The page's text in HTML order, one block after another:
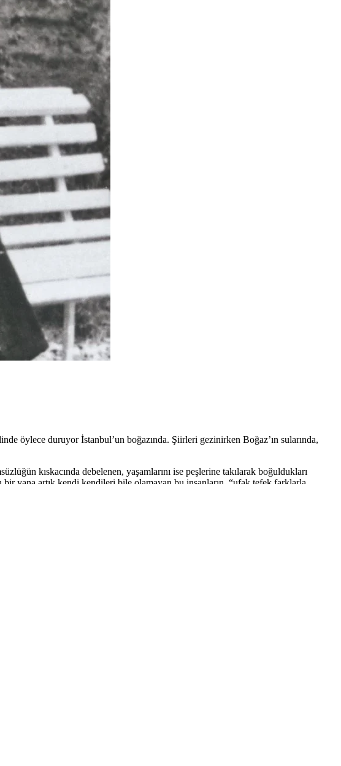
öylece duruyor İstanbul’un boğazında. Şiirleri gezinirken Boğaz’ın sularında,
kıskacında debelenen, yaşamlarını ise peşlerine takılarak boğuldukları
yana artık kendi kendileri bile olamayan bu insanların, “ufak tefek farklarla